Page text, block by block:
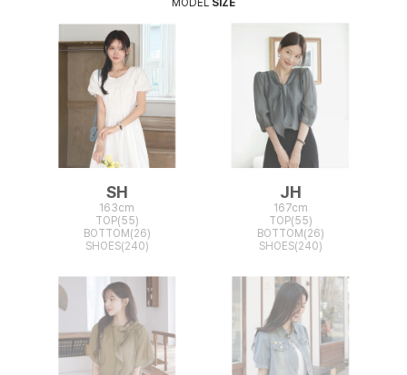
SH
163cm
TOP(55)
BOTTOM(26)
SHOES(240)
JH
167cm
TOP(55)
BOTTOM(26)
SHOES(240)